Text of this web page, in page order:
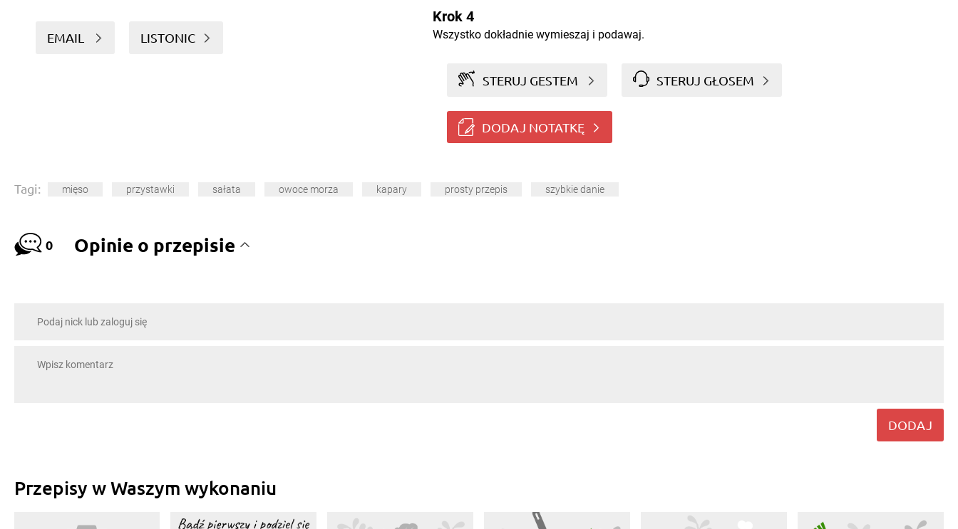
EMAIL LISTONIC
Krok 4
Wszystko dokładnie wymieszaj i podawaj.
STERUJ GESTEM STERUJ GŁOSEM
DODAJ NOTATKĘ
Tagi: mięso przystawki sałata owoce morza kapary prosty przepis szybkie danie
0 Opinie o przepisie
DODAJ
Przepisy w Waszym wykonaniu